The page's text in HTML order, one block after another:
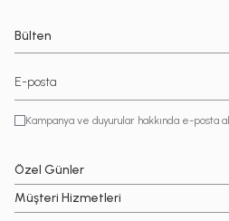
Bülten
Kampanya ve duyurular hakkında e-posta
Özel Günler
Müşteri Hizmetleri